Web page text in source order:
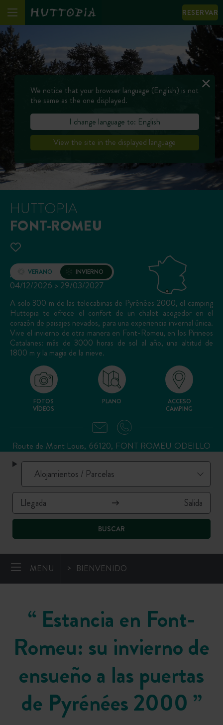
RESERVAR
BUSCAR
HUTTOPIA
FONT-ROMEU
Apertura
04/12/2026 > 29/03/2027
VERANO INVIERNO
A solo 300 m de las telecabinas de Pyrénées 2000, el camping
Huttopia te ofrece el confort de un chalet acogedor en el
corazón de paisajes nevados, para una experiencia invernal única.
Vive el invierno de otra manera en Font-Romeu, en los Pirineos
Catalanes: más de 3000 horas de sol al año, una altitud de
1800 m y la magia de la nieve.
FOTOS
VÍDEOS
PLANO
ACCESO
CAMPING
Route de Mont Louis, 66120, FONT ROMEU ODEILLO
MENU BIENVENIDO
“ Estancia en Font-
Romeu: su invierno de
ensueño a las puertas
de Pyrénées 2000 ”
We notice that your browser language (English) is not
the same as the one displayed.
I change language to: English
View the site in the displayed language